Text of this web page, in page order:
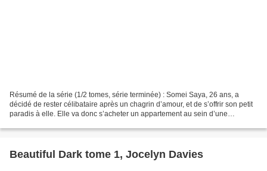
Résumé de la série (1/2 tomes, série terminée) : Somei Saya, 26 ans, a
décidé de rester célibataire après un chagrin d’amour, et de s’offrir son petit
paradis à elle. Elle va donc s’acheter un appartement au sein d’une
Beautiful Dark tome 1, Jocelyn Davies